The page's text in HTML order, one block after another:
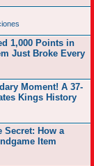
1,000 Points in
Just Broke Every
Moment! A 37-
Kings History
Secret: How a
Item